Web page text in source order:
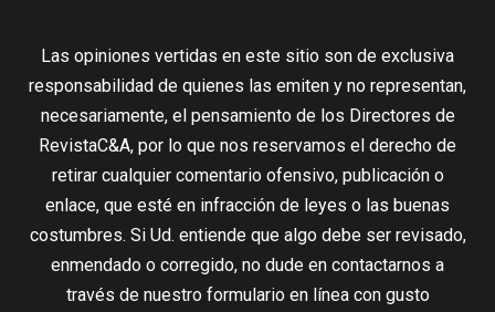
Las opiniones vertidas en este sitio son de exclusiva
responsabilidad de quienes las emiten y no representan,
necesariamente, el pensamiento de los Directores de
RevistaC&A, por lo que nos reservamos el derecho de
retirar cualquier comentario ofensivo, publicación o
enlace, que esté en infracción de leyes o las buenas
costumbres. Si Ud. entiende que algo debe ser revisado,
enmendado o corregido, no dude en contactarnos a
través de nuestro formulario en línea con gusto